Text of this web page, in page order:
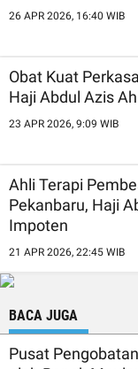
26 APR 2026, 16:40 WIB
Obat Kuat
Haji Abdul Azis
23 APR 2026, 9:09 WIB
Ahli Terapi
Pekanbaru, Haji
Impoten
21 APR 2026, 22:45 WIB
BACA JUGA
Pusat